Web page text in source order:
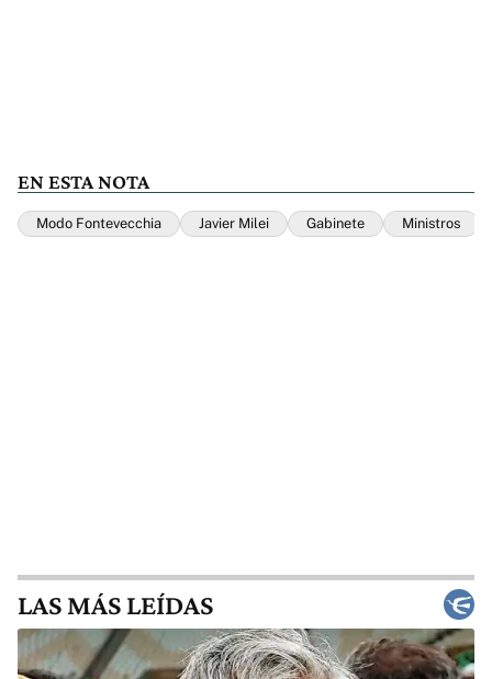
EN ESTA NOTA
Modo Fontevecchia Javier Milei Gabinete Ministros
LAS MÁS LEÍDAS